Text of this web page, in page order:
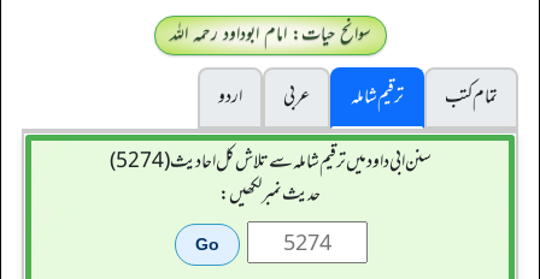
سوانح حیات: امام ابوداود رحمہ اللہ
تمام کتب
ترقیم شاملہ عربی
اردو
سنن ابي داود میں ترقیم شاملہ سے تلاش کل احادیث (5274)
حدیث نمبر لکھیں: